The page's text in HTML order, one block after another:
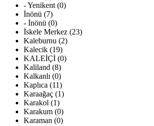
- Yenikent (0)
İnönü (7)
- İnönü (0)
İskele Merkez (23)
Kaleburnu (2)
Kalecik (19)
KALEİÇİ (0)
Kaliland (8)
Kalkanlı (0)
Kaplıca (11)
Karaağaç (1)
Karakol (1)
Karakum (0)
Karaman (0)